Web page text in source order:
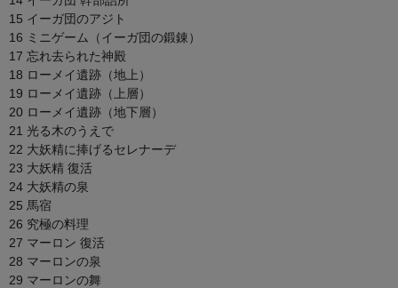
15 イーガ団のアジト
16 ミニゲーム（イーガ団の鍛錬）
17 忘れ去られた神殿
18 ローメイ遺跡（地上）
19 ローメイ遺跡（上層）
20 ローメイ遺跡（地下層）
21 光る木のうえで
22 大妖精に捧げるセレナーデ
23 大妖精 復活
24 大妖精の泉
25 馬宿
26 究極の料理
27 マーロン 復活
28 マーロンの泉
29 マーロンの舞